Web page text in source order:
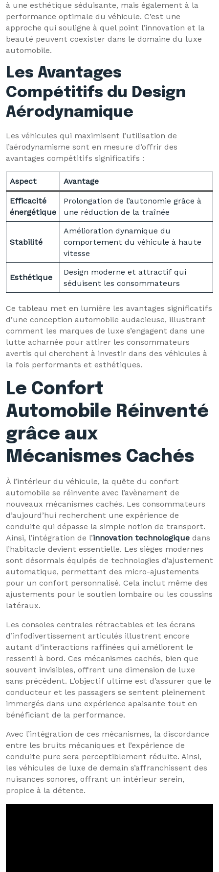
à une esthétique séduisante, mais également à la
performance optimale du véhicule. C’est une
approche qui souligne à quel point l’innovation et la
beauté peuvent coexister dans le domaine du luxe
automobile.
Les Avantages
Compétitifs du Design
Aérodynamique
Les véhicules qui maximisent l’utilisation de
l’aérodynamisme sont en mesure d’offrir des
avantages compétitifs significatifs :
Aspect Avantage
Efficacité
énergétique
Prolongation de l’autonomie grâce à
une réduction de la traînée
Stabilité
Amélioration dynamique du
comportement du véhicule à haute
vitesse
Esthétique
Design moderne et attractif qui
séduisent les consommateurs
Ce tableau met en lumière les avantages significatifs
d’une conception automobile audacieuse, illustrant
comment les marques de luxe s’engagent dans une
lutte acharnée pour attirer les consommateurs
avertis qui cherchent à investir dans des véhicules à
la fois performants et esthétiques.
Le Confort
Automobile Réinventé
grâce aux
Mécanismes Cachés
À l’intérieur du véhicule, la quête du confort
automobile se réinvente avec l’avènement de
nouveaux mécanismes cachés. Les consommateurs
d’aujourd’hui recherchent une expérience de
conduite qui dépasse la simple notion de transport.
Ainsi, l’intégration de l’innovation technologique dans
l’habitacle devient essentielle. Les sièges modernes
sont désormais équipés de technologies d’ajustement
automatique, permettant des micro-ajustements
pour un confort personnalisé. Cela inclut même des
ajustements pour le soutien lombaire ou les coussins
latéraux.
Les consoles centrales rétractables et les écrans
d’infodivertissement articulés illustrent encore
autant d’interactions raffinées qui améliorent le
ressenti à bord. Ces mécanismes cachés, bien que
souvent invisibles, offrent une dimension de luxe
sans précédent. L’objectif ultime est d’assurer que le
conducteur et les passagers se sentent pleinement
immergés dans une expérience apaisante tout en
bénéficiant de la performance.
Avec l’intégration de ces mécanismes, la discordance
entre les bruits mécaniques et l’expérience de
conduite pure sera perceptiblement réduite. Ainsi,
les véhicules de luxe de demain s’affranchissent des
nuisances sonores, offrant un intérieur serein,
propice à la détente.